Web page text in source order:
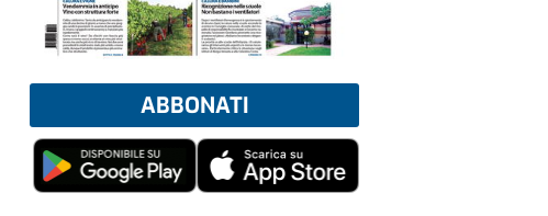
ABBONATI